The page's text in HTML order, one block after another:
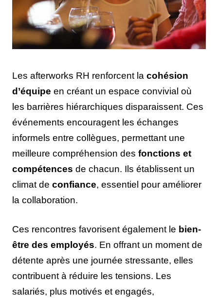
Les afterworks RH renforcent la cohésion
d’équipe en créant un espace convivial où
les barrières hiérarchiques disparaissent. Ces
événements encouragent les échanges
informels entre collègues, permettant une
meilleure compréhension des fonctions et
compétences de chacun. Ils établissent un
climat de confiance, essentiel pour améliorer
la collaboration.
Ces rencontres favorisent également le bien-
être des employés. En offrant un moment de
détente après une journée stressante, elles
contribuent à réduire les tensions. Les
salariés, plus motivés et engagés,